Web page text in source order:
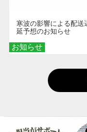
お知らせ
寒波の影響による配送
延予想のお知らせ